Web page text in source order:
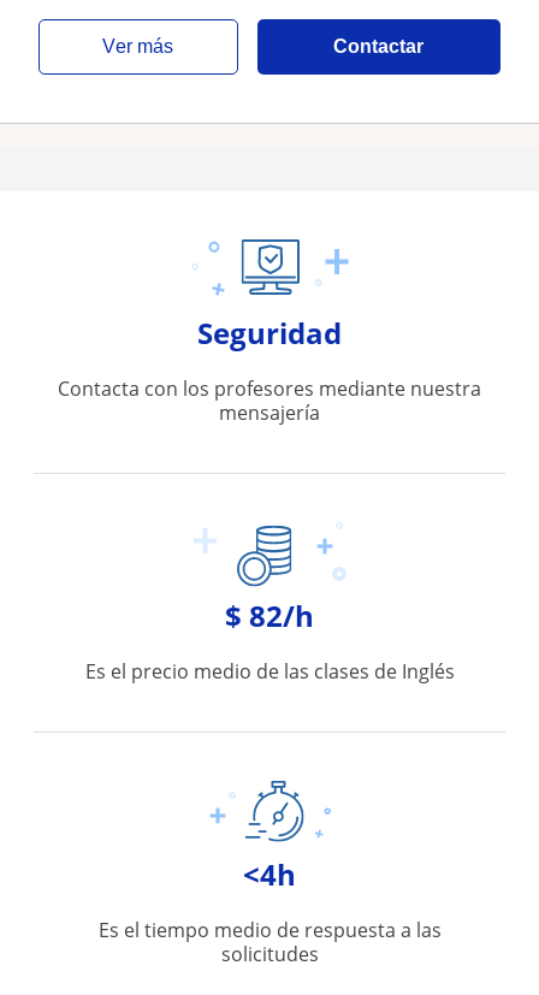
ver más Contactar
Seguridad
Contacta con los profesores mediante nuestra
mensajería
$ 82/h
Es el precio medio de las clases de Inglés
<4h
Es el tiempo medio de respuesta a las
solicitudes